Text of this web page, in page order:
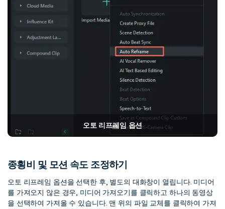
오토 리프레임 옵션
종횡비 및 모션 속도 조정하기
오토 리프레임 옵션을 선택한 후, 별도의 대화창이 열립니다. 미디어
를 가져오지 않은 경우, 미디어 가져오기를 클릭하고 하나의 동영상
을 선택하여 가져올 수 있습니다. 맨 위의 파일 교체를 클릭하여 가져